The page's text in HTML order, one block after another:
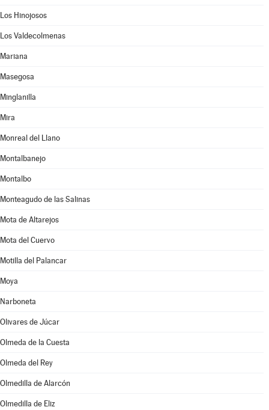
Los Hinojosos
Los Valdecolmenas
Mariana
Masegosa
Minglanilla
Mira
Monreal del Llano
Montalbanejo
Montalbo
Monteagudo de las Salinas
Mota de Altarejos
Mota del Cuervo
Motilla del Palancar
Moya
Narboneta
Olivares de Júcar
Olmeda de la Cuesta
Olmeda del Rey
Olmedilla de Alarcón
Olmedilla de Eliz